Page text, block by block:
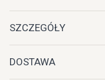
SZCZEGÓŁY
DOSTAWA